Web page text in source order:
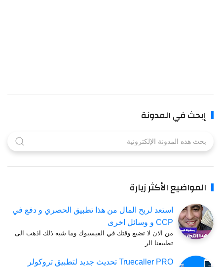
إبحث في المدونة
المواضيع الأكثر زيارة
استعد لربح المال من هذا تطبيق الحصري و دفع في
CCP و وسائل اخرى
من الان لا تضيع وقتك في الفيسبوك وما شبه ذلك اذهب الى
تطبيقنا الر…
Truecaller PRO تحديث جديد لتطبيق تروكولر